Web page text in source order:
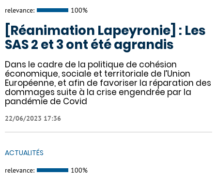
relevance: 100%
[Réanimation Lapeyronie] : Les
SAS 2 et 3 ont été agrandis
Dans le cadre de la politique de cohésion
économique, sociale et territoriale de l’Union
Européenne, et afin de favoriser la réparation des
dommages suite à la crise engendrée par la
pandémie de Covid
22/06/2023 17:36
ACTUALITÉS
relevance: 100%